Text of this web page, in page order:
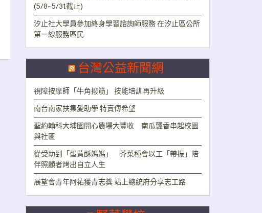
(5/8~5/31截止)
汐止社大學員參加終身學習諮詢師服務 在汐止區公所
第一線服務區民
台灣公益新聞網
視障按摩師「牛角撥筋」 技能培訓再升級
南台南家扶集愛助學 特賣傳希望
聖約翰科大埔園開心農場大豐收 南瓜飄香串起校園
與社區
從受助到「蛋黃酥媽媽」 芥菜種會以工「帶振」陪
伴照顧者烤出自立人生
展望會青年阿祐獲青志獎 站上總統府分享志工路